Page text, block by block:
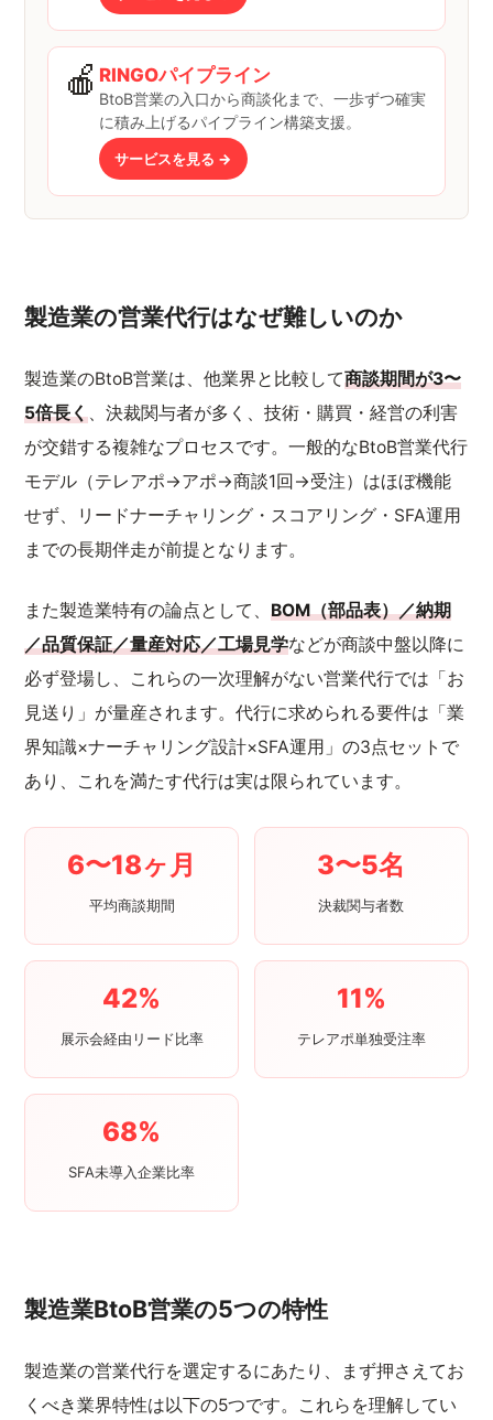
🍎 RINGOパイプライン
BtoB営業の入口から商談化まで、一歩ずつ確実
に積み上げるパイプライン構築支援。
サービスを見る →
製造業の営業代行はなぜ難しいのか
製造業のBtoB営業は、他業界と比較して商談期間が3〜
5倍長く、決裁関与者が多く、技術・購買・経営の利害
が交錯する複雑なプロセスです。一般的なBtoB営業代行
モデル（テレアポ→アポ→商談1回→受注）はほぼ機能
せず、リードナーチャリング・スコアリング・SFA運用
までの長期伴走が前提となります。
また製造業特有の論点として、BOM（部品表）／納期
／品質保証／量産対応／工場見学などが商談中盤以降に
必ず登場し、これらの一次理解がない営業代行では「お
見送り」が量産されます。代行に求められる要件は「業
界知識×ナーチャリング設計×SFA運用」の3点セットで
あり、これを満たす代行は実は限られています。
6〜18ヶ月
平均商談期間
3〜5名
決裁関与者数
42%
展示会経由リード比率
11%
テレアポ単独受注率
68%
SFA未導入企業比率
製造業BtoB営業の5つの特性
製造業の営業代行を選定するにあたり、まず押さえてお
くべき業界特性は以下の5つです。これらを理解してい